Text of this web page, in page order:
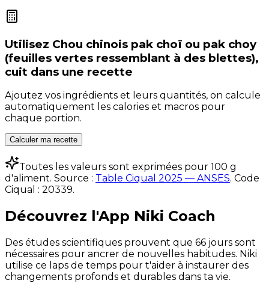
Utilisez Chou chinois pak choï ou pak choy
(feuilles vertes ressemblant à des blettes),
cuit dans une recette
Ajoutez vos ingrédients et leurs quantités, on calcule
automatiquement les calories et macros pour
chaque portion.
Calculer ma recette
Toutes les valeurs sont exprimées pour 100 g
d'aliment. Source : Table Ciqual 2025 — ANSES. Code
Ciqual : 20339.
Découvrez l'App Niki Coach
Des études scientifiques prouvent que 66 jours sont
nécessaires pour ancrer de nouvelles habitudes. Niki
utilise ce laps de temps pour t'aider à instaurer des
changements profonds et durables dans ta vie.